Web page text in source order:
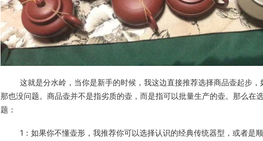
那也没问题。商品壶并不是指劣质的壶，而是指可以批量生产的壶。那么在
题：